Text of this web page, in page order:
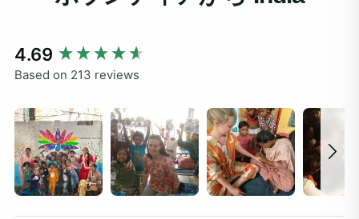
4.69
Based on 213 reviews
New content loaded